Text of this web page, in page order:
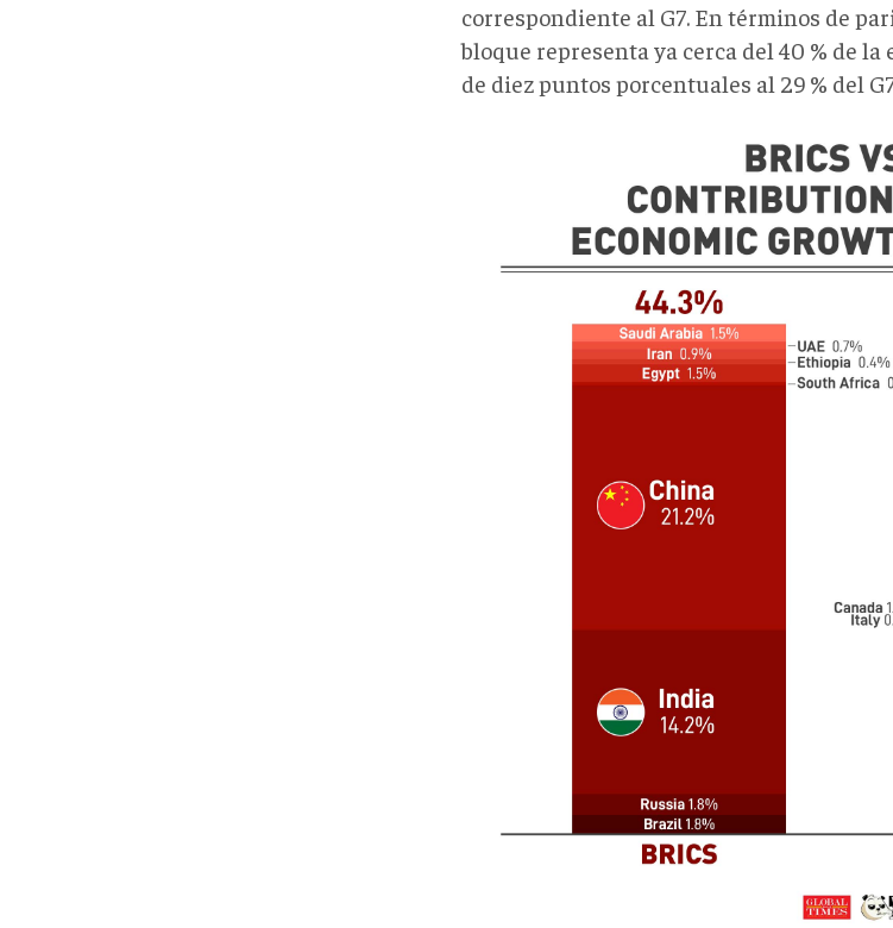
correspondiente al G7. En términos de
bloque representa ya cerca del 40 % de
de diez puntos porcentuales al 29 % del
21e7669816af-
2159191351.jpg